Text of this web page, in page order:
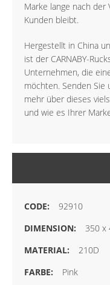
Marke lange nach
Kunden bleibt.
Hergestellt in China
ist der CARNABY-
Unternehmen, die
möchten. Senden Sie
mehr über dieses
und wie es Ihrer
92910
350 x
210D
Pink